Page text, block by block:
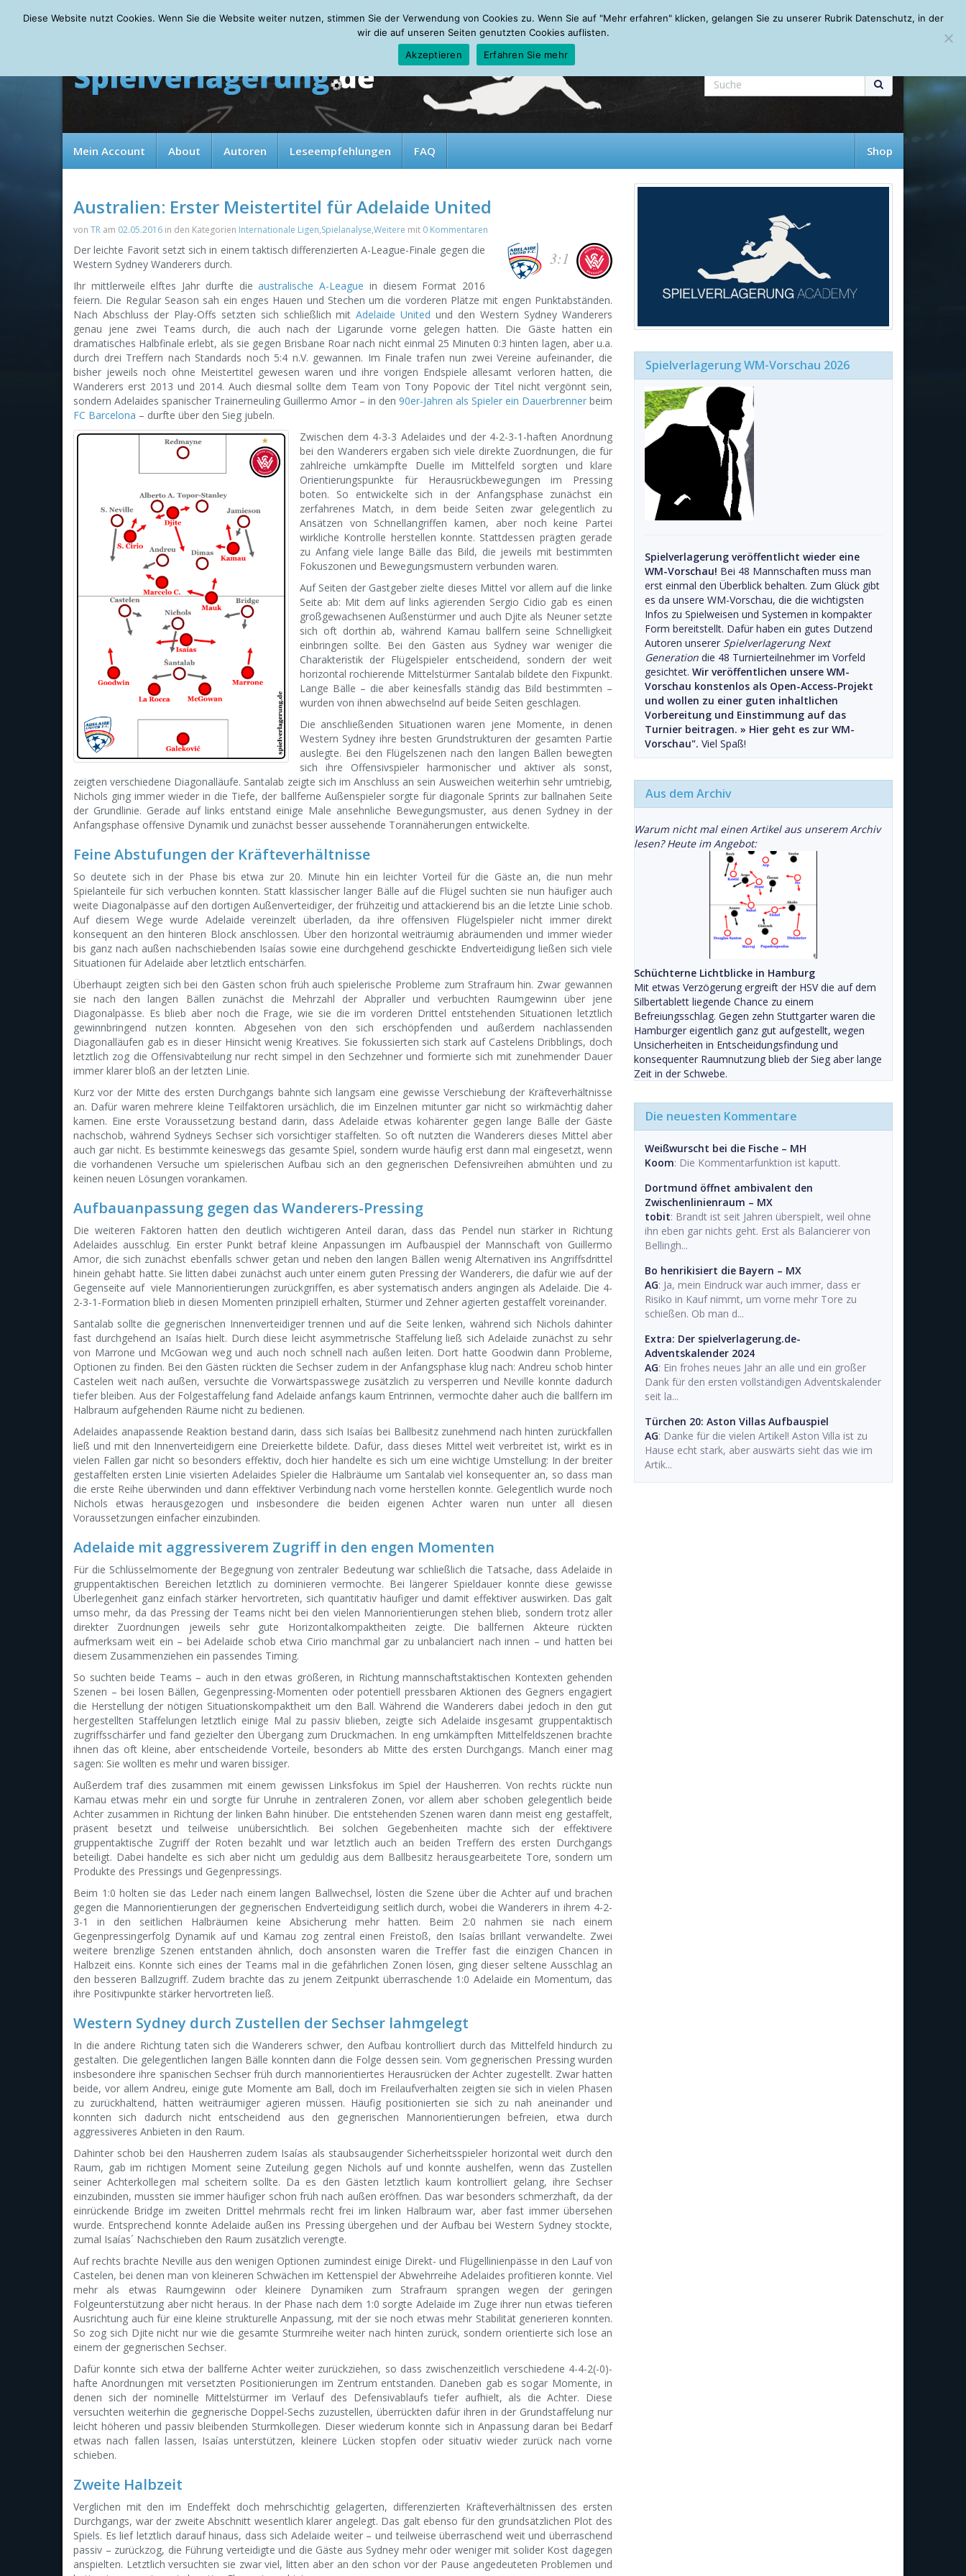
Friday, 07.08.2026 Mein Account About Autoren Leseempfehlungen FAQ
Mein Account About Autoren Leseempfehlungen FAQ Shop
Australien: Erster Meistertitel für Adelaide United
von TR am 02.05.2016 in den Kategorien Internationale Ligen,Spielanalyse,Weitere mit 0 Kommentaren
3:1
Der leichte Favorit setzt sich in einem taktisch differenzierten A-League-Finale gegen die
Western Sydney Wanderers durch.
Ihr mittlerweile elftes Jahr durfte dieaustralische A-League in diesem Format 2016
feiern. Die Regular Season sah ein enges Hauen und Stechen um die vorderen Plätze mit engen Punktabständen.
Nach Abschluss der Play-Offs setzten sich schließlich mitAdelaide United und den Western Sydney Wanderers
genau jene zwei Teams durch, die auch nach der Ligarunde vorne gelegen hatten. Die Gäste hatten ein
dramatisches Halbfinale erlebt, als sie gegen Brisbane Roar nach nicht einmal 25 Minuten 0:3 hinten lagen, aber u.a.
durch drei Treffern nach Standards noch 5:4 n.V. gewannen. Im Finale trafen nun zwei Vereine aufeinander, die
bisher jeweils noch ohne Meistertitel gewesen waren und ihre vorigen Endspiele allesamt verloren hatten, die
Wanderers erst 2013 und 2014. Auch diesmal sollte dem Team von Tony Popovic der Titel nicht vergönnt sein,
sondern Adelaides spanischer Trainerneuling Guillermo Amor – in den 90er-Jahren als Spieler ein Dauerbrenner beim
FC Barcelona – durfte über den Sieg jubeln.
Zwischen dem 4-3-3 Adelaides und der 4-2-3-1-haften Anordnung
bei den Wanderers ergaben sich viele direkte Zuordnungen, die für
zahlreiche umkämpfte Duelle im Mittelfeld sorgten und klare
Orientierungspunkte für Herausrückbewegungen im Pressing
boten. So entwickelte sich in der Anfangsphase zunächst ein
zerfahrenes Match, in dem beide Seiten zwar gelegentlich zu
Ansätzen von Schnellangriffen kamen, aber noch keine Partei
wirkliche Kontrolle herstellen konnte. Stattdessen prägten gerade
zu Anfang viele lange Bälle das Bild, die jeweils mit bestimmten
Fokuszonen und Bewegungsmustern verbunden waren.
Auf Seiten der Gastgeber zielte dieses Mittel vor allem auf die linke
Seite ab: Mit dem auf links agierenden Sergio Cidio gab es einen
großgewachsenen Außenstürmer und auch Djite als Neuner setzte
sich oft dorthin ab, während Kamau ballfern seine Schnelligkeit
einbringen sollte. Bei den Gästen aus Sydney war weniger die
Charakteristik der Flügelspieler entscheidend, sondern der weit
horizontal rochierende Mittelstürmer Santalab bildete den Fixpunkt.
Lange Bälle – die aber keinesfalls ständig das Bild bestimmten –
wurden von ihnen abwechselnd auf beide Seiten geschlagen.
Die anschließenden Situationen waren jene Momente, in denen
Western Sydney ihre besten Grundstrukturen der gesamten Partie
auslegte. Bei den Flügelszenen nach den langen Bällen bewegten
sich ihre Offensivspieler harmonischer und aktiver als sonst,
zeigten verschiedene Diagonalläufe. Santalab zeigte sich im Anschluss an sein Ausweichen weiterhin sehr umtriebig,
Nichols ging immer wieder in die Tiefe, der ballferne Außenspieler sorgte für diagonale Sprints zur ballnahen Seite
der Grundlinie. Gerade auf links entstand einige Male ansehnliche Bewegungsmuster, aus denen Sydney in der
Anfangsphase offensive Dynamik und zunächst besser aussehende Torannäherungen entwickelte.
Feine Abstufungen der Kräfteverhältnisse
So deutete sich in der Phase bis etwa zur 20. Minute hin ein leichter Vorteil für die Gäste an, die nun mehr
Spielanteile für sich verbuchen konnten. Statt klassischer langer Bälle auf die Flügel suchten sie nun häufiger auch
weite Diagonalpässe auf den dortigen Außenverteidiger, der frühzeitig und attackierend bis an die letzte Linie schob.
Auf diesem Wege wurde Adelaide vereinzelt überladen, da ihre offensiven Flügelspieler nicht immer direkt
konsequent an den hinteren Block anschlossen. Über den horizontal weiträumig abräumenden und immer wieder
bis ganz nach außen nachschiebenden Isaías sowie eine durchgehend geschickte Endverteidigung ließen sich viele
Situationen für Adelaide aber letztlich entschärfen.
Überhaupt zeigten sich bei den Gästen schon früh auch spielerische Probleme zum Strafraum hin. Zwar gewannen
sie nach den langen Bällen zunächst die Mehrzahl der Abpraller und verbuchten Raumgewinn über jene
Diagonalpässe. Es blieb aber noch die Frage, wie sie die im vorderen Drittel entstehenden Situationen letztlich
gewinnbringend nutzen konnten. Abgesehen von den sich erschöpfenden und außerdem nachlassenden
Diagonalläufen gab es in dieser Hinsicht wenig Kreatives. Sie fokussierten sich stark auf Castelens Dribblings, doch
letztlich zog die Offensivabteilung nur recht simpel in den Sechzehner und formierte sich mit zunehmender Dauer
immer klarer bloß an der letzten Linie.
Kurz vor der Mitte des ersten Durchgangs bahnte sich langsam eine gewisse Verschiebung der Kräfteverhältnisse
an. Dafür waren mehrere kleine Teilfaktoren ursächlich, die im Einzelnen mitunter gar nicht so wirkmächtig daher
kamen. Eine erste Voraussetzung bestand darin, dass Adelaide etwas kohärenter gegen lange Bälle der Gäste
nachschob, während Sydneys Sechser sich vorsichtiger staffelten. So oft nutzten die Wanderers dieses Mittel aber
auch gar nicht. Es bestimmte keineswegs das gesamte Spiel, sondern wurde häufig erst dann mal eingesetzt, wenn
die vorhandenen Versuche um spielerischen Aufbau sich an den gegnerischen Defensivreihen abmühten und zu
keinen neuen Lösungen vorankamen.
Aufbauanpassung gegen das Wanderers-Pressing
Die weiteren Faktoren hatten den deutlich wichtigeren Anteil daran, dass das Pendel nun stärker in Richtung
Adelaides ausschlug. Ein erster Punkt betraf kleine Anpassungen im Aufbauspiel der Mannschaft von Guillermo
Amor, die sich zunächst ebenfalls schwer getan und neben den langen Bällen wenig Alternativen ins Angriffsdrittel
hinein gehabt hatte. Sie litten dabei zunächst auch unter einem guten Pressing der Wanderers, die dafür wie auf der
Gegenseite auf viele Mannorientierungen zurückgriffen, es aber systematisch anders angingen als Adelaide. Die 4-
2-3-1-Formation blieb in diesen Momenten prinzipiell erhalten, Stürmer und Zehner agierten gestaffelt voreinander.
Santalab sollte die gegnerischen Innenverteidiger trennen und auf die Seite lenken, während sich Nichols dahinter
fast durchgehend an Isaías hielt. Durch diese leicht asymmetrische Staffelung ließ sich Adelaide zunächst zu sehr
von Marrone und McGowan weg und auch noch schnell nach außen leiten. Dort hatte Goodwin dann Probleme,
Optionen zu finden. Bei den Gästen rückten die Sechser zudem in der Anfangsphase klug nach: Andreu schob hinter
Castelen weit nach außen, versuchte die Vorwärtspasswege zusätzlich zu versperren und Neville konnte dadurch
tiefer bleiben. Aus der Folgestaffelung fand Adelaide anfangs kaum Entrinnen, vermochte daher auch die ballfern im
Halbraum aufgehenden Räume nicht zu bedienen.
Adelaides anapassende Reaktion bestand darin, dass sich Isaías bei Ballbesitz zunehmend nach hinten zurückfallen
ließ und mit den Innenverteidigern eine Dreierkette bildete. Dafür, dass dieses Mittel weit verbreitet ist, wirkt es in
vielen Fällen gar nicht so besonders effektiv, doch hier handelte es sich um eine wichtige Umstellung: In der breiter
gestaffelten ersten Linie visierten Adelaides Spieler die Halbräume um Santalab viel konsequenter an, so dass man
die erste Reihe überwinden und dann effektiver Verbindung nach vorne herstellen konnte. Gelegentlich wurde noch
Nichols etwas herausgezogen und insbesondere die beiden eigenen Achter waren nun unter all diesen
Voraussetzungen einfacher einzubinden.
Adelaide mit aggressiverem Zugriff in den engen Momenten
Für die Schlüsselmomente der Begegnung von zentraler Bedeutung war schließlich die Tatsache, dass Adelaide in
gruppentaktischen Bereichen letztlich zu dominieren vermochte. Bei längerer Spieldauer konnte diese gewisse
Überlegenheit ganz einfach stärker hervortreten, sich quantitativ häufiger und damit effektiver auswirken. Das galt
umso mehr, da das Pressing der Teams nicht bei den vielen Mannorientierungen stehen blieb, sondern trotz aller
direkter Zuordnungen jeweils sehr gute Horizontalkompaktheiten zeigte. Die ballfernen Akteure rückten
aufmerksam weit ein – bei Adelaide schob etwa Cirio manchmal gar zu unbalanciert nach innen – und hatten bei
diesem Zusammenziehen ein passendes Timing.
So suchten beide Teams – auch in den etwas größeren, in Richtung mannschaftstaktischen Kontexten gehenden
Szenen – bei losen Bällen, Gegenpressing-Momenten oder potentiell pressbaren Aktionen des Gegners engagiert
die Herstellung der nötigen Situationskompaktheit um den Ball. Während die Wanderers dabei jedoch in den gut
hergestellten Staffelungen letztlich einige Mal zu passiv blieben, zeigte sich Adelaide insgesamt gruppentaktisch
zugriffsschärfer und fand gezielter den Übergang zum Druckmachen. In eng umkämpften Mittelfeldszenen brachte
ihnen das oft kleine, aber entscheidende Vorteile, besonders ab Mitte des ersten Durchgangs. Manch einer mag
sagen: Sie wollten es mehr und waren bissiger.
Außerdem traf dies zusammen mit einem gewissen Linksfokus im Spiel der Hausherren. Von rechts rückte nun
Kamau etwas mehr ein und sorgte für Unruhe in zentraleren Zonen, vor allem aber schoben gelegentlich beide
Achter zusammen in Richtung der linken Bahn hinüber. Die entstehenden Szenen waren dann meist eng gestaffelt,
präsent besetzt und teilweise unübersichtlich. Bei solchen Gegebenheiten machte sich der effektivere
gruppentaktische Zugriff der Roten bezahlt und war letztlich auch an beiden Treffern des ersten Durchgangs
beteiligt. Dabei handelte es sich aber nicht um geduldig aus dem Ballbesitz herausgearbeitete Tore, sondern um
Produkte des Pressings und Gegenpressings.
Beim 1:0 holten sie das Leder nach einem langen Ballwechsel, lösten die Szene über die Achter auf und brachen
gegen die Mannorientierungen der gegnerischen Endverteidigung seitlich durch, wobei die Wanderers in ihrem 4-2-
3-1 in den seitlichen Halbräumen keine Absicherung mehr hatten. Beim 2:0 nahmen sie nach einem
Gegenpressingerfolg Dynamik auf und Kamau zog zentral einen Freistoß, den Isaías brillant verwandelte. Zwei
weitere brenzlige Szenen entstanden ähnlich, doch ansonsten waren die Treffer fast die einzigen Chancen in
Halbzeit eins. Konnte sich eines der Teams mal in die gefährlichen Zonen lösen, ging dieser seltene Ausschlag an
den besseren Ballzugriff. Zudem brachte das zu jenem Zeitpunkt überraschende 1:0 Adelaide ein Momentum, das
ihre Positivpunkte stärker hervortreten ließ.
Western Sydney durch Zustellen der Sechser lahmgelegt
In die andere Richtung taten sich die Wanderers schwer, den Aufbau kontrolliert durch das Mittelfeld hindurch zu
gestalten. Die gelegentlichen langen Bälle konnten dann die Folge dessen sein. Vom gegnerischen Pressing wurden
insbesondere ihre spanischen Sechser früh durch mannorientiertes Herausrücken der Achter zugestellt. Zwar hatten
beide, vor allem Andreu, einige gute Momente am Ball, doch im Freilaufverhalten zeigten sie sich in vielen Phasen
zu zurückhaltend, hätten weiträumiger agieren müssen. Häufig positionierten sie sich zu nah aneinander und
konnten sich dadurch nicht entscheidend aus den gegnerischen Mannorientierungen befreien, etwa durch
aggressiveres Anbieten in den Raum.
Dahinter schob bei den Hausherren zudem Isaías als staubsaugender Sicherheitsspieler horizontal weit durch den
Raum, gab im richtigen Moment seine Zuteilung gegen Nichols auf und konnte aushelfen, wenn das Zustellen
seiner Achterkollegen mal scheitern sollte. Da es den Gästen letztlich kaum kontrolliert gelang, ihre Sechser
einzubinden, mussten sie immer häufiger schon früh nach außen eröffnen. Das war besonders schmerzhaft, da der
einrückende Bridge im zweiten Drittel mehrmals recht frei im linken Halbraum war, aber fast immer übersehen
wurde. Entsprechend konnte Adelaide außen ins Pressing übergehen und der Aufbau bei Western Sydney stockte,
zumal Isaías´ Nachschieben den Raum zusätzlich verengte.
Auf rechts brachte Neville aus den wenigen Optionen zumindest einige Direkt- und Flügellinienpässe in den Lauf von
Castelen, bei denen man von kleineren Schwächen im Kettenspiel der Abwehrreihe Adelaides profitieren konnte. Viel
mehr als etwas Raumgewinn oder kleinere Dynamiken zum Strafraum sprangen wegen der geringen
Folgeunterstützung aber nicht heraus. In der Phase nach dem 1:0 sorgte Adelaide im Zuge ihrer nun etwas tieferen
Ausrichtung auch für eine kleine strukturelle Anpassung, mit der sie noch etwas mehr Stabilität generieren konnten.
So zog sich Djite nicht nur wie die gesamte Sturmreihe weiter nach hinten zurück, sondern orientierte sich lose an
einem der gegnerischen Sechser.
Dafür konnte sich etwa der ballferne Achter weiter zurückziehen, so dass zwischenzeitlich verschiedene 4-4-2(-0)-
hafte Anordnungen mit versetzten Positionierungen im Zentrum entstanden. Daneben gab es sogar Momente, in
denen sich der nominelle Mittelstürmer im Verlauf des Defensivablaufs tiefer aufhielt, als die Achter. Diese
versuchten weiterhin die gegnerische Doppel-Sechs zuzustellen, überrückten dafür ihren in der Grundstaffelung nur
leicht höheren und passiv bleibenden Sturmkollegen. Dieser wiederum konnte sich in Anpassung daran bei Bedarf
etwas nach fallen lassen, Isaías unterstützen, kleinere Lücken stopfen oder situativ wieder zurück nach vorne
schieben.
Zweite Halbzeit
Verglichen mit den im Endeffekt doch mehrschichtig gelagerten, differenzierten Kräfteverhältnissen des ersten
Durchgangs, war der zweite Abschnitt wesentlich klarer angelegt. Das galt ebenso für den grundsätzlichen Plot des
Spiels. Es lief letztlich darauf hinaus, dass sich Adelaide weiter – und teilweise überraschend weit und überraschend
passiv – zurückzog, die Führung verteidigte und die Gäste aus Sydney mehr oder weniger mit solider Kost dagegen
anspielten. Letztlich versuchten sie zwar viel, litten aber an den schon vor der Pause angedeuteten Problemen und
Spielverlagerung WM-Vorschau 2026
Spielverlagerung veröffentlicht wieder eine
WM-Vorschau! Bei 48 Mannschaften muss man
erst einmal den Überblick behalten. Zum Glück gibt
es da unsere WM-Vorschau, die die wichtigsten
Infos zu Spielweisen und Systemen in kompakter
Form bereitstellt. Dafür haben ein gutes Dutzend
Autoren unserer Spielverlagerung Next
Generation die 48 Turnierteilnehmer im Vorfeld
gesichtet. Wir veröffentlichen unsere WM-
Vorschau konstenlos als Open-Access-Projekt
und wollen zu einer guten inhaltlichen
Vorbereitung und Einstimmung auf das
Turnier beitragen. » Hier geht es zur WM-
Vorschau". Viel Spaß!
Aus dem Archiv
Warum nicht mal einen Artikel aus unserem Archiv
lesen? Heute im Angebot:
Schüchterne Lichtblicke in Hamburg
Mit etwas Verzögerung ergreift der HSV die auf dem
Silbertablett liegende Chance zu einem
Befreiungsschlag. Gegen zehn Stuttgarter waren die
Hamburger eigentlich ganz gut aufgestellt, wegen
Unsicherheiten in Entscheidungsfindung und
konsequenter Raumnutzung blieb der Sieg aber lange
Zeit in der Schwebe.
Die neuesten Kommentare
Weißwurscht bei die Fische – MH
Koom: Die Kommentarfunktion ist kaputt.
Dortmund öffnet ambivalent den
Zwischenlinienraum – MX
tobit: Brandt ist seit Jahren überspielt, weil ohne
ihn eben gar nichts geht. Erst als Balancierer von
Bellingh...
Bo henrikisiert die Bayern – MX
AG: Ja, mein Eindruck war auch immer, dass er
Risiko in Kauf nimmt, um vorne mehr Tore zu
schießen. Ob man d...
Extra: Der spielverlagerung.de-
Adventskalender 2024
AG: Ein frohes neues Jahr an alle und ein großer
Dank für den ersten vollständigen Adventskalender
seit la...
Türchen 20: Aston Villas Aufbauspiel
AG: Danke für die vielen Artikel! Aston Villa ist zu
Hause echt stark, aber auswärts sieht das wie im
Artik...
Diese Website nutzt Cookies. Wenn Sie die Website weiter nutzen, stimmen Sie der Verwendung von Cookies zu. Wenn Sie auf "Mehr erfahren" klicken, gelangen Sie zu unserer Rubrik Datenschutz, in der
wir die auf unseren Seiten genutzten Cookies auflisten.
Akzeptieren
Erfahren Sie mehr